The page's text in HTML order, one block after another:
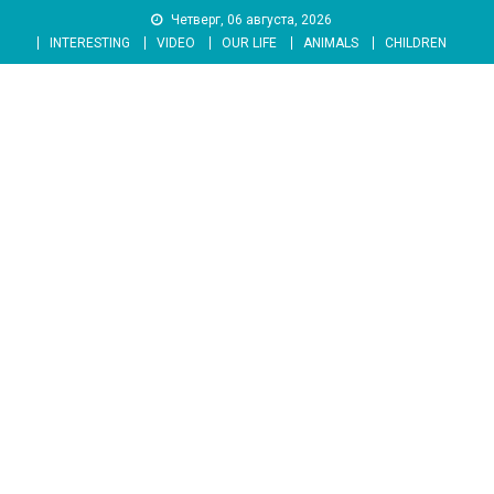
content
Четверг, 06 августа, 2026
INTERESTING
VIDEO OUR LIFE ANIMALS CHILDREN